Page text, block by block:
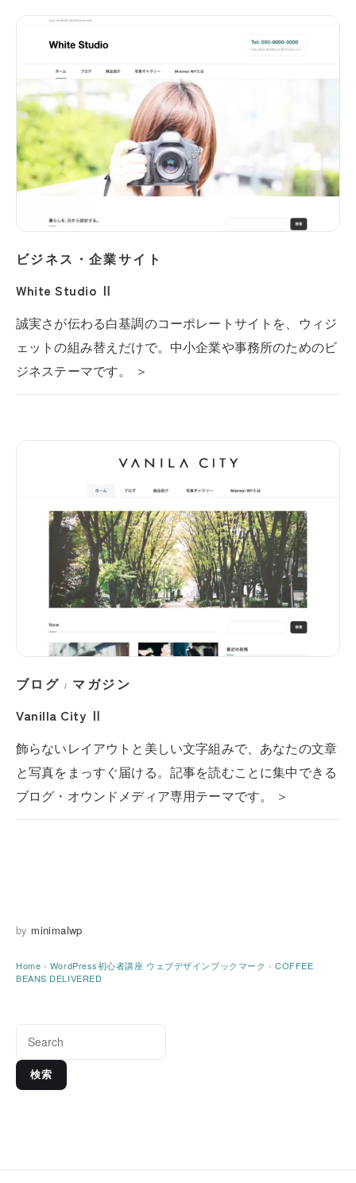
ビジネス・企業サイト
White Studio Ⅱ
誠実さが伝わる白基調のコーポレートサイトを、ウィジ
ェットの組み替えだけで。中小企業や事務所のためのビ
ジネステーマです。 ＞
ブログ / マガジン
Vanilla City Ⅱ
飾らないレイアウトと美しい文字組みで、あなたの文章
と写真をまっすぐ届ける。記事を読むことに集中できる
ブログ・オウンドメディア専用テーマです。 ＞
by minimalwp
Home › WordPress初心者講座 ウェブデザインブックマーク › COFFEE
BEANS DELIVERED
検索